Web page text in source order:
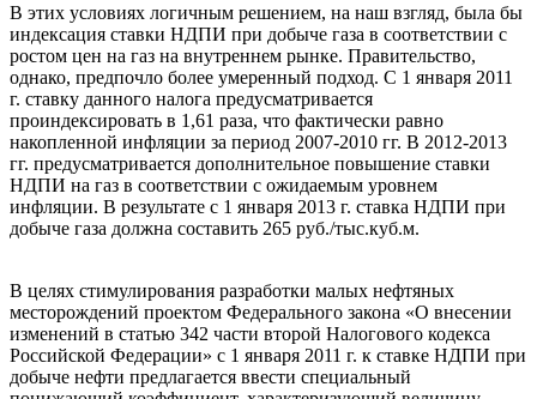
В этих условиях логичным решением, на наш взгляд, была бы
индексация ставки НДПИ при добыче газа в соответствии с
ростом цен на газ на внутреннем рынке. Правительство,
однако, предпочло более умеренный подход. С 1 января 2011
г. ставку данного налога предусматривается
проиндексировать в 1,61 раза, что фактически равно
накопленной инфляции за период 2007-2010 гг. В 2012-2013
гг. предусматривается дополнительное повышение ставки
НДПИ на газ в соответствии с ожидаемым уровнем
инфляции. В результате с 1 января 2013 г. ставка НДПИ при
добыче газа должна составить 265 руб./тыс.куб.м.
В целях стимулирования разработки малых нефтяных
месторождений проектом Федерального закона «О внесении
изменений в статью 342 части второй Налогового кодекса
Российской Федерации» с 1 января 2011 г. к ставке НДПИ при
добыче нефти предлагается ввести специальный